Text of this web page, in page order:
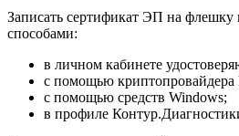
Записать сертификат ЭП на
способами:
в личном кабинете
с помощью
с помощью средств Windows;
в профиле